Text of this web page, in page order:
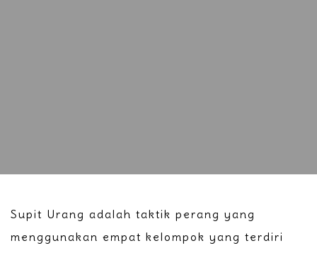
Supit Urang adalah taktik perang yang
menggunakan empat kelompok yang terdiri